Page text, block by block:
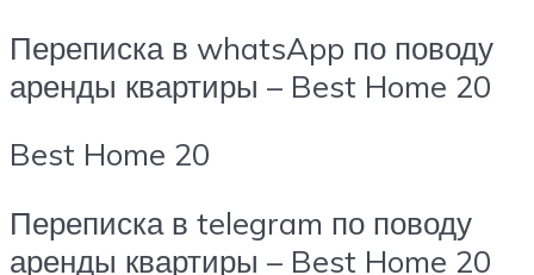
Переписка в whatsApp по поводу
аренды квартиры – Best Home 20
Best Home 20
Переписка в telegram по поводу
аренды квартиры – Best Home 20